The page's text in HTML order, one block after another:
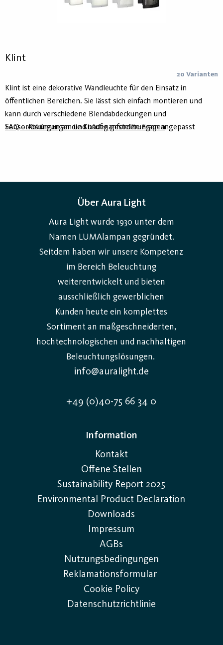
Klint
20 Varianten
Klint ist eine dekorative Wandleuchte für den Einsatz in
öffentlichen Bereichen. Sie lässt sich einfach montieren und
kann durch verschiedene Blendabdeckungen und
Sensorlösungen an die Kundenanforderungen angepasst
FAQ – Abkürzungen und häufig gestellte Fragen
Über Aura Light
Aura Light wurde 1930 unter dem
Namen LUMAlampan gegründet.
Seitdem haben wir unsere Kompetenz
im Bereich Beleuchtung
weiterentwickelt und bieten
ausschließlich gewerblichen
Kunden heute ein komplettes
Sortiment an maßgeschneiderten,
hochtechnologischen und nachhaltigen
Beleuchtungslösungen.
info@auralight.de
+49 (0)40-75 66 34 0
Information
Kontakt
Offene Stellen
Sustainability Report 2025
Environmental Product Declaration
Downloads
Impressum
AGBs
Nutzungsbedingungen
Reklamationsformular
Cookie Policy
Datenschutzrichtlinie